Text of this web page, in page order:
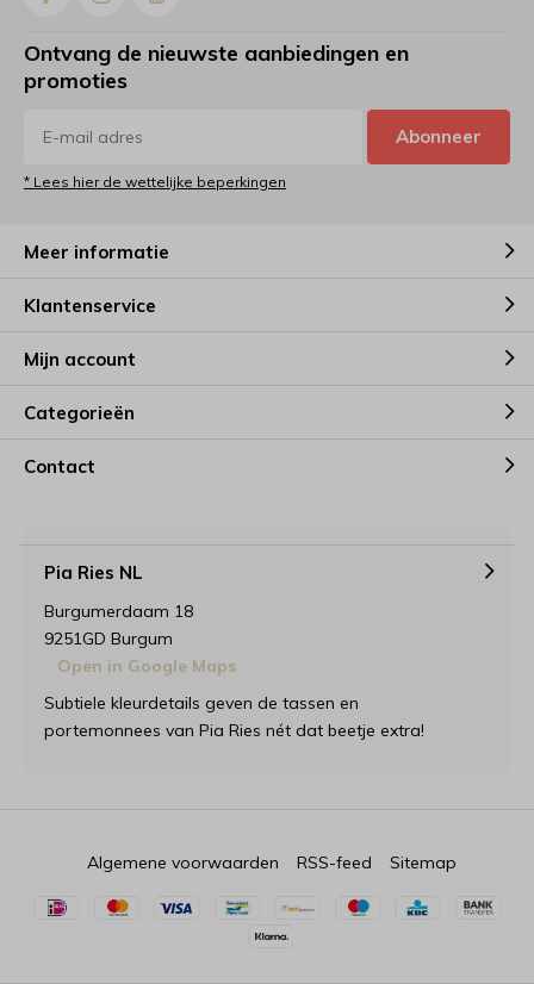
Ontvang de nieuwste aanbiedingen en
promoties
Abonneer
* Lees hier de wettelijke beperkingen
Meer informatie
Klantenservice
Mijn account
Categorieën
Contact
Pia Ries NL
Burgumerdaam 18
9251GD Burgum
Open in Google Maps
Subtiele kleurdetails geven de tassen en
portemonnees van Pia Ries nét dat beetje extra!
Algemene voorwaarden RSS-feed Sitemap